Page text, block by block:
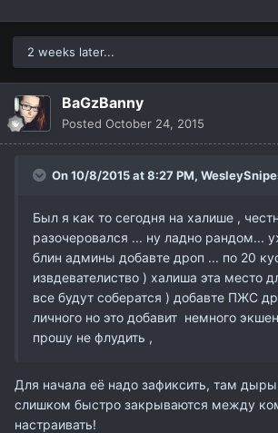
2 weeks later...
BaGzBanny
Posted October 24, 2015
On 10/8/2015 at 8:27 PM,
Был я как то сегодня на халише ,
разочеровался ... ну ладно рандом...
блин админы добавте дроп ... по 20
извдевателиство ) халиша эта место
все будут собератся ) добавте ПЖС
личного но это добавит немного
прошу не флудить ,
Для начала её надо зафиксить, там
слишком быстро закрываются между
настраивать!